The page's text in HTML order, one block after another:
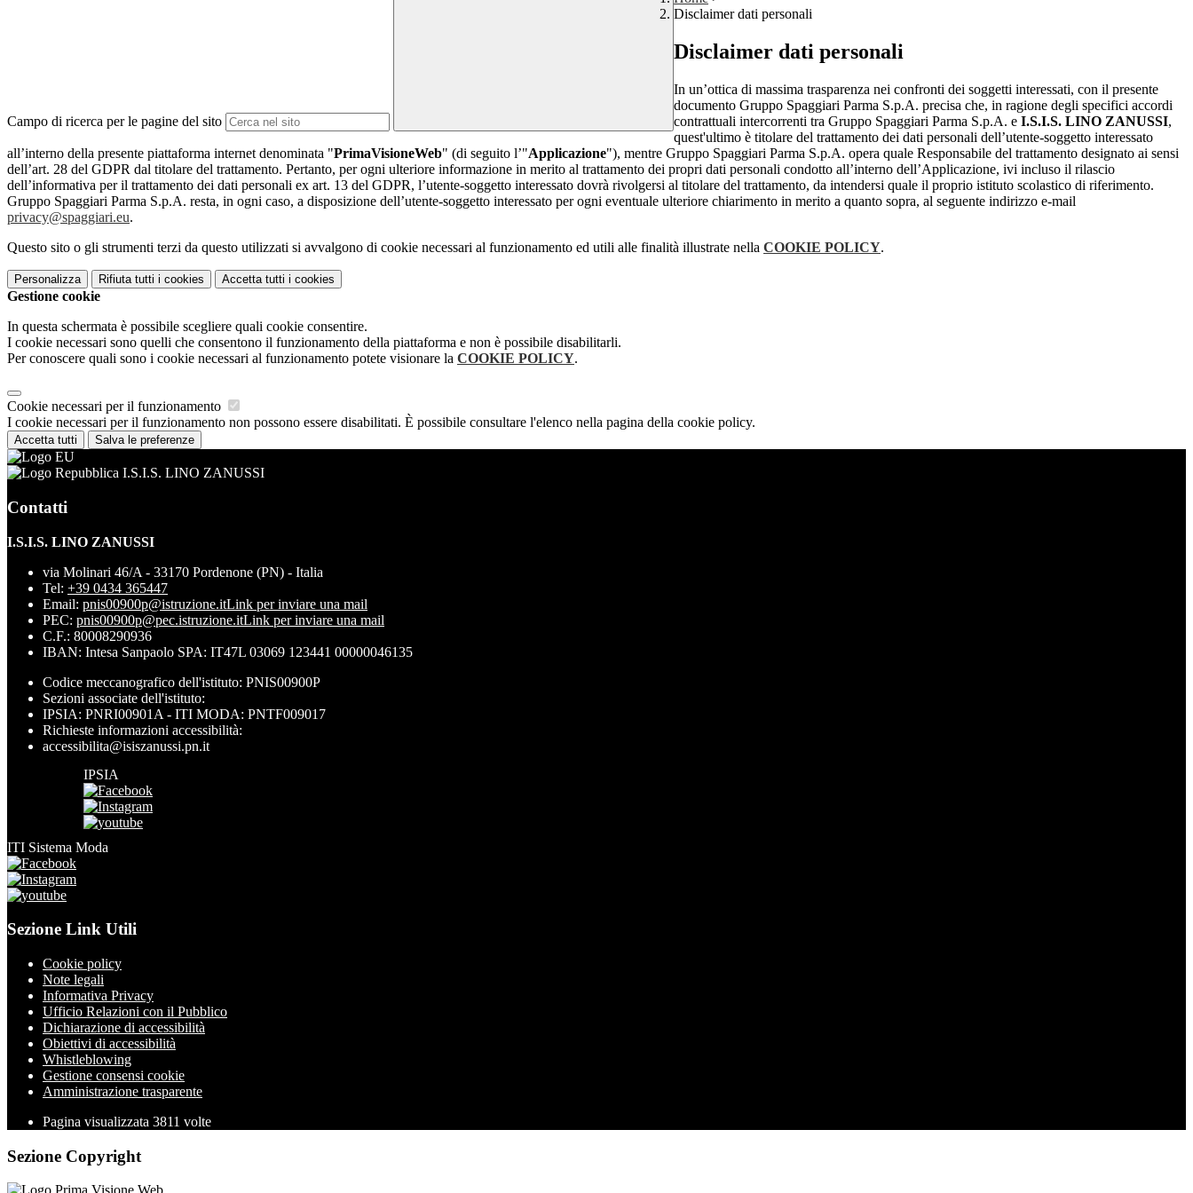
Campo di ricerca per le pagine del sito
Disclaimer dati personali
Disclaimer dati personali
In un’ottica di massima trasparenza nei confronti dei soggetti interessati, con il presente
documento Gruppo Spaggiari Parma S.p.A. precisa che, in ragione degli specifici accordi
contrattuali intercorrenti tra Gruppo Spaggiari Parma S.p.A. e I.S.I.S. LINO ZANUSSI,
quest'ultimo è titolare del trattamento dei dati personali dell’utente-soggetto interessato
all’interno della presente piattaforma internet denominata "PrimaVisioneWeb" (di seguito l’"Applicazione"), mentre Gruppo Spaggiari Parma S.p.A. opera quale Responsabile del trattamento designato ai sensi
dell’art. 28 del GDPR dal titolare del trattamento. Pertanto, per ogni ulteriore informazione in merito al trattamento dei propri dati personali condotto all’interno dell’Applicazione, ivi incluso il rilascio
dell’informativa per il trattamento dei dati personali ex art. 13 del GDPR, l’utente-soggetto interessato dovrà rivolgersi al titolare del trattamento, da intendersi quale il proprio istituto scolastico di riferimento.
Gruppo Spaggiari Parma S.p.A. resta, in ogni caso, a disposizione dell’utente-soggetto interessato per ogni eventuale ulteriore chiarimento in merito a quanto sopra, al seguente indirizzo e-mail
privacy@spaggiari.eu.
Questo sito o gli strumenti terzi da questo utilizzati si avvalgono di cookie necessari al funzionamento ed utili alle finalità illustrate nella COOKIE POLICY.
Personalizza Rifiuta tutti i cookies Accetta tutti i cookies
Gestione cookie
In questa schermata è possibile scegliere quali cookie consentire.
I cookie necessari sono quelli che consentono il funzionamento della piattaforma e non è possibile disabilitarli.
Per conoscere quali sono i cookie necessari al funzionamento potete visionare la COOKIE POLICY.
Cookie necessari per il funzionamento
I cookie necessari per il funzionamento non possono essere disabilitati. È possibile consultare l'elenco nella pagina della cookie policy.
Accetta tutti Salva le preferenze
I.S.I.S. LINO ZANUSSI
Contatti
I.S.I.S. LINO ZANUSSI
via Molinari 46/A - 33170 Pordenone (PN) - Italia
Tel: +39 0434 365447
Email: pnis00900p@istruzione.itLink per inviare una mail
PEC: pnis00900p@pec.istruzione.itLink per inviare una mail
C.F.: 80008290936
IBAN: Intesa Sanpaolo SPA: IT47L 03069 123441 00000046135
Codice meccanografico dell'istituto: PNIS00900P
Sezioni associate dell'istituto:
IPSIA: PNRI00901A - ITI MODA: PNTF009017
Richieste informazioni accessibilità:
accessibilita@isiszanussi.pn.it
IPSIA
ITI Sistema Moda
Sezione Link Utili
Cookie policy
Note legali
Informativa Privacy
Ufficio Relazioni con il Pubblico
Dichiarazione di accessibilità
Obiettivi di accessibilità
Whistleblowing
Gestione consensi cookie
Amministrazione trasparente
Pagina visualizzata 3811 volte
Sezione Copyright